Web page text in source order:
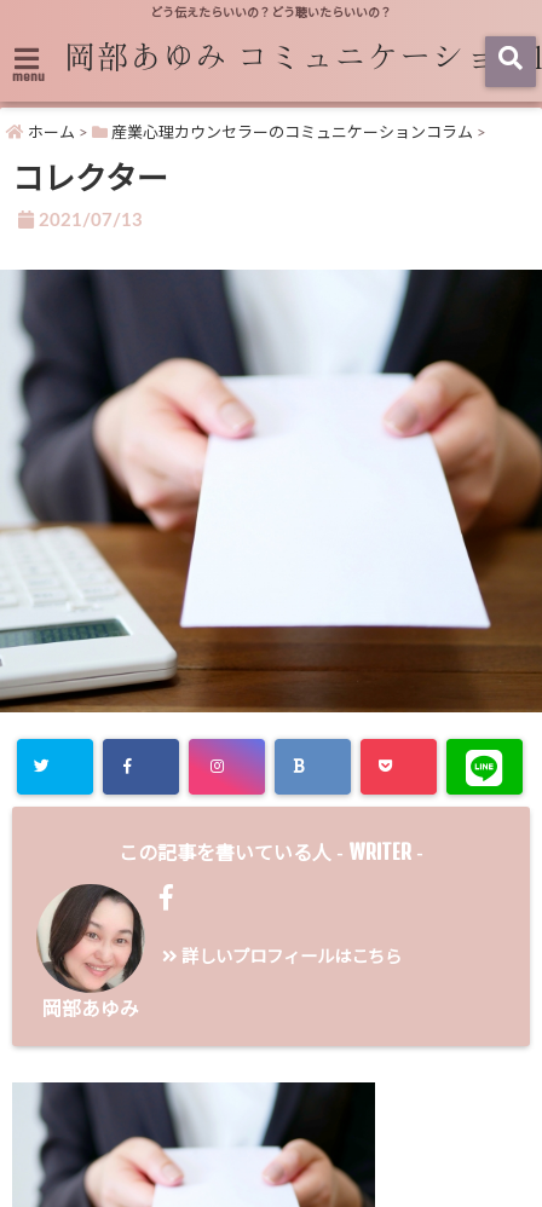
どう伝えたらいいの？どう聴いたらいいの？
menu
ホーム > 産業心理カウンセラーのコミュニケーションコラム >
コレクター
2021/07/13
この記事を書いている人 - WRITER -
岡部あゆみ
詳しいプロフィールはこちら